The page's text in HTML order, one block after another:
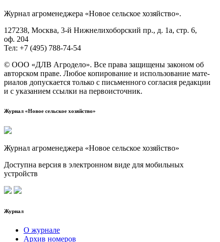
Жур­нал агро­ме­не­дже­ра «Новое сель­ское хозяйство».
127238, Москва, 3‑й Ниж­не­ли­хо­бор­ский пр., д. 1а, стр. 6,
оф. 204
Тел: +7 (495) 788‑74‑54
© ООО «ДЛВ Агро­де­ло». Все пра­ва защи­ще­ны зако­ном об
автор­ском пра­ве. Любое копи­ро­ва­ние и исполь­зо­ва­ние мате­
ри­а­лов допус­ка­ет­ся толь­ко с пись­мен­но­го согла­сия редак­ции
и с ука­за­ни­ем ссыл­ки на первоисточник.
Журнал «Новое сельское хозяйство»
Журнал агроменеджера «Новое сельское хозяйство»
Доступна версия в электронном виде для мобильных
устройств
Журнал
О журнале
Архив номеров